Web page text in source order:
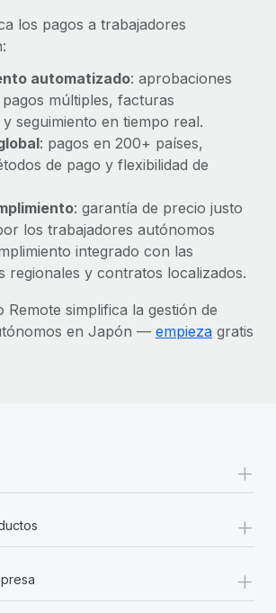
los pagos a trabajadores
automatizado: aprobaciones
múltiples, facturas
seguimiento en tiempo real.
: pagos en 200+ países,
de pago y flexibilidad de
: garantía de precio justo
los trabajadores autónomos
integrado con las
regionales y contratos localizados.
Remote simplifica la gestión de
en Japón — empieza gratis
+
+
+